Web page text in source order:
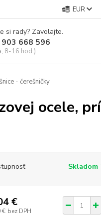
EUR
si rady? Zavolajte.
668 596
8-16 hod.)
- čerešničky
ocele,
Skladom
€
€ bez DPH